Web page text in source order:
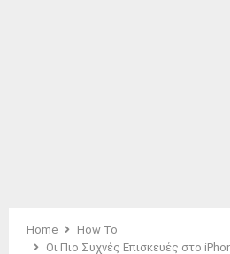
Home
How To
Οι Πιο Συχνές Επισκευές στο